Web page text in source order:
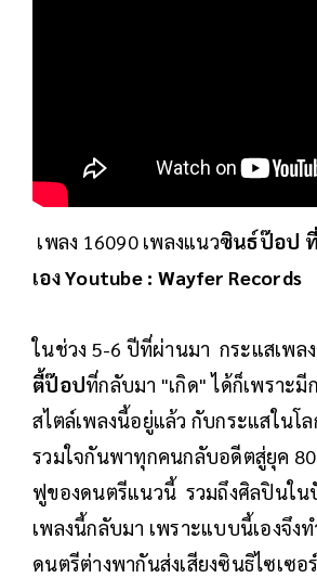
เพลง 16090 เพลงแนวซินธ์ป๊อป
เอง Youtube : Wayfer Records
ในช่วง 5-6 ปีที่ผ่านมา กระแสเพลง
ตี้ป๊อปที่กลับมา "เกิด" ได้ก็เพราะ
สไตล์เพลงนี้อยู่แล้ว กับกระแสในโ
รวมใจกันพาทุกคนกลับอดีตสู่ยุค
ฟูของดนตรีแนวนี้ รวมถึงศิลปินใน
เพลงนี้กลับมา เพราะแบบนี้เองจึง
ดนตรีต่างพากันส่งเสียงซินธิไซเซอ